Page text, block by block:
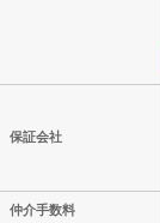
保証会社
仲介手数料